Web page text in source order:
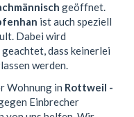
geöffnet.
ist auch speziell
Dabei wird
dass keinerlei
werden.
Wohnung in Rottweil -
Einbrecher